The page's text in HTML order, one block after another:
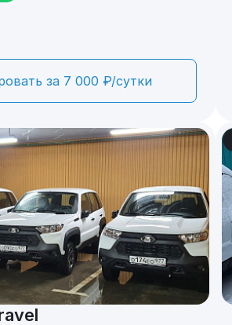
за 7 000 ₽/сутки